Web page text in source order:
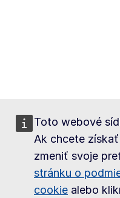
Toto webové
Ak chcete
zmeniť svoje
stránku o
cookie alebo